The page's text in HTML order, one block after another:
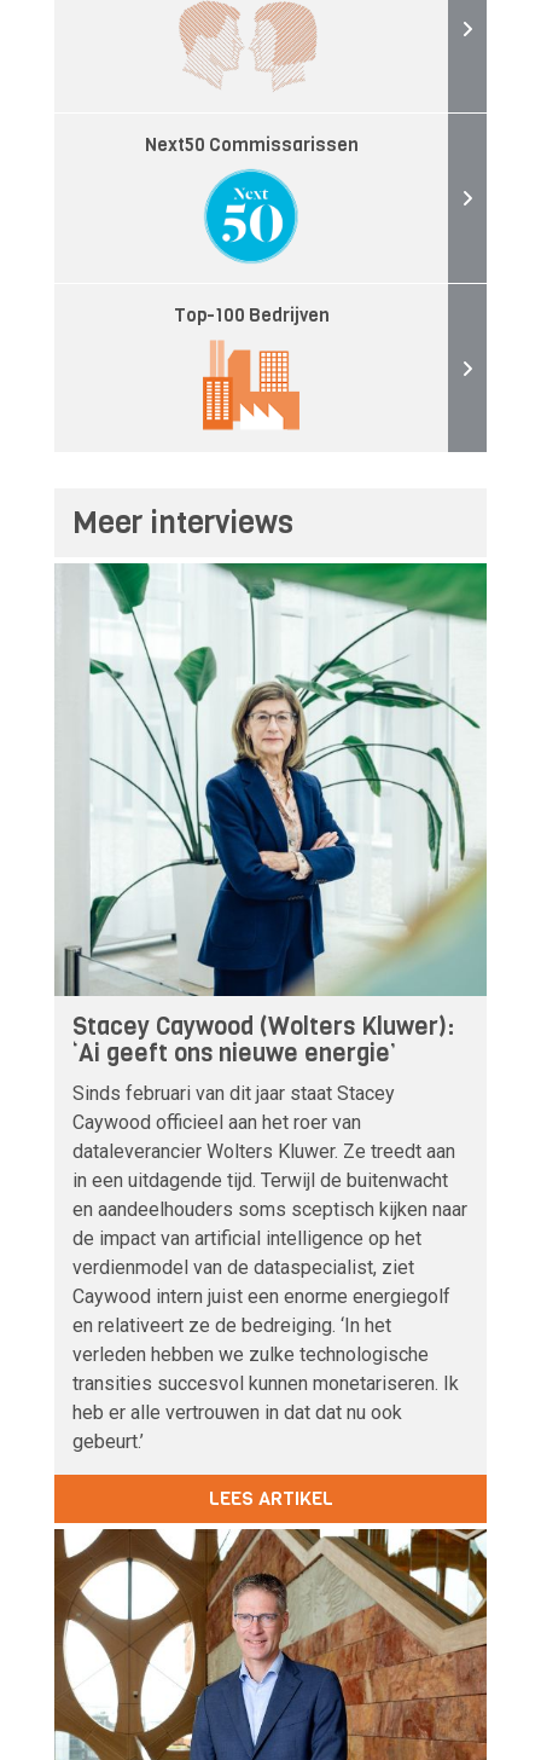
Next50 Commissarissen
Top-100 Bedrijven
Meer interviews
Stacey Caywood (Wolters Kluwer):
‘Ai geeft ons nieuwe energie’
Sinds februari van dit jaar staat Stacey
Caywood officieel aan het roer van
dataleverancier Wolters Kluwer. Ze treedt aan
in een uitdagende tijd. Terwijl de buitenwacht
en aandeelhouders soms sceptisch kijken naar
de impact van artificial intelligence op het
verdienmodel van de dataspecialist, ziet
Caywood intern juist een enorme energiegolf
en relativeert ze de bedreiging. ‘In het
verleden hebben we zulke technologische
transities succesvol kunnen monetariseren. Ik
heb er alle vertrouwen in dat dat nu ook
gebeurt.’
LEES ARTIKEL